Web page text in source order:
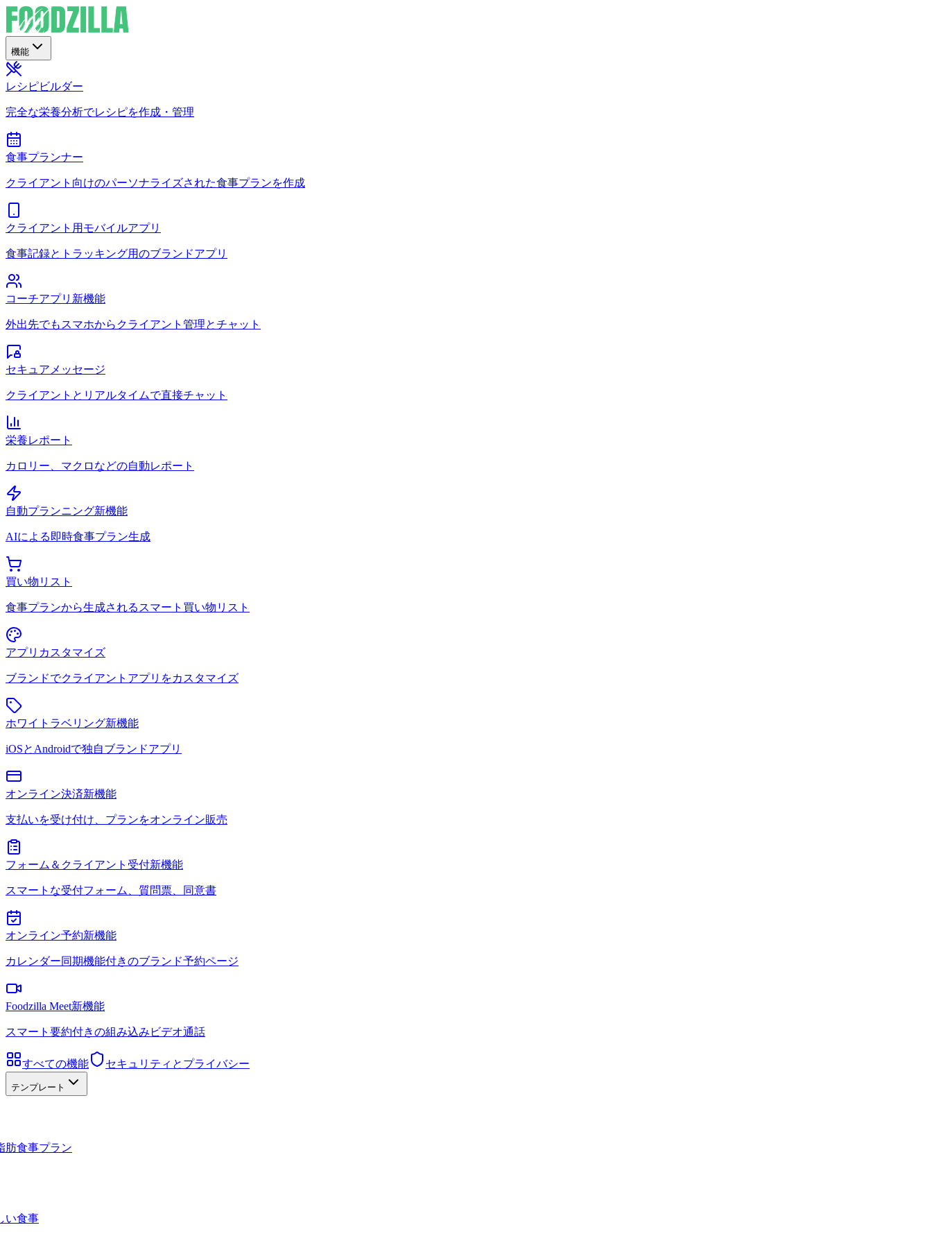
機能
レシピビルダー
完全な栄養分析でレシピを作成・管理
食事プランナー
クライアント向けのパーソナライズされた食事プランを作成
クライアント用モバイルアプリ
食事記録とトラッキング用のブランドアプリ
コーチアプリ 新機能
外出先でもスマホからクライアント管理とチャット
セキュアメッセージ
クライアントとリアルタイムで直接チャット
栄養レポート
カロリー、マクロなどの自動レポート
自動プランニング新機能
AIによる即時食事プラン生成
買い物リスト
食事プランから生成されるスマート買い物リスト
アプリカスタマイズ
ブランドでクライアントアプリをカスタマイズ
ホワイトラベリング新機能
iOSとAndroidで独自ブランドアプリ
オンライン決済新機能
支払いを受け付け、プランをオンライン販売
フォーム＆クライアント受付新機能
スマートな受付フォーム、質問票、同意書
オンライン予約新機能
カレンダー同期機能付きのブランド予約ページ
Foodzilla Meet新機能
スマート要約付きの組み込みビデオ通話
すべての機能 セキュリティとプライバシー
テンプレート
肪食事プラン
い食事